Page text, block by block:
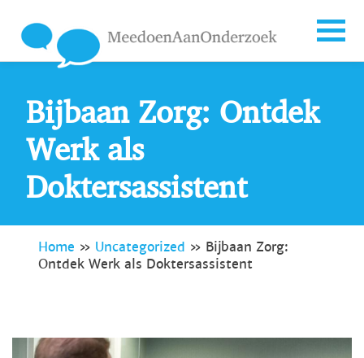
Bijbaan Zorg: Ontdek
Werk als
Doktersassistent
Home » Uncategorized » Bijbaan Zorg:
Ontdek Werk als Doktersassistent